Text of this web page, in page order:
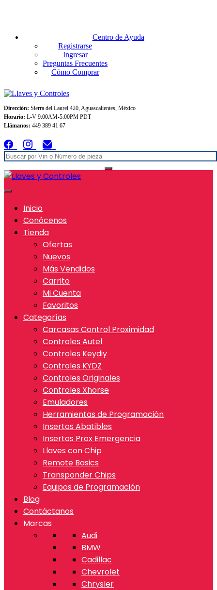
Centro de Ayuda
Registrarse
Ingresar
Preguntas Frecuentes
Cómo Comprar
Dirección: Sierra del Laurel 420, Aguascalientes, México
Horario: L-V 9:00AM-5:00PM PDT
Llámanos: 449 389 41 67
Inicio
Conócenos
Tienda
Ofertas
Nuevos
Más Vendidos
Carrito
Mi Cuenta
Favoritos
Categorías
Carcasas Control Proximidad
Controles Autel
Controles Keydiy
Controles KYDZ
Controles Originales
Controles Xhorse
Emuladores
Herramientas de Programación
Insertos Abatibles
Insertos Prox Emergencia
Llaves con Chip
Remote Basics
Transponder Chips
Equipos de Programación
Blog
Contáctanos
Marcas
Audi
BMW
Cadillac
Chevrolet
Chrysler